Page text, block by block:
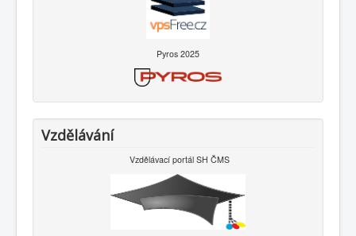
Pyros 2025
Vzdělávání
Vzdělávací portál SH ČMS